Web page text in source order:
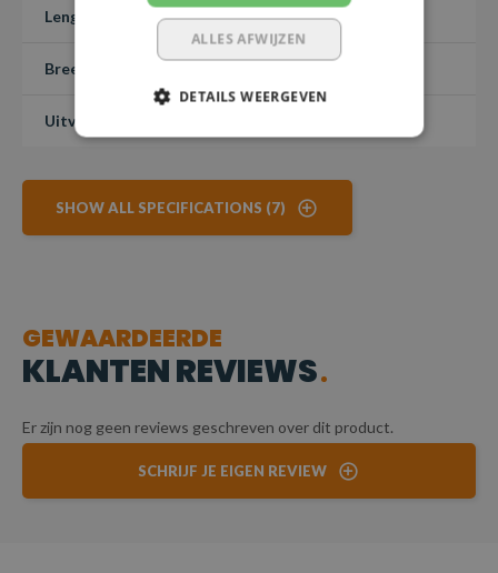
Lengte 1 meter
Breedte
Uitvoering
SHOW ALL SPECIFICATIONS (7)
GEWAARDEERDE
KLANTEN REVIEWS
Er zijn nog geen reviews geschreven over dit product.
SCHRIJF JE EIGEN REVIEW
ALLES AFWIJZEN
DETAILS WEERGEVEN